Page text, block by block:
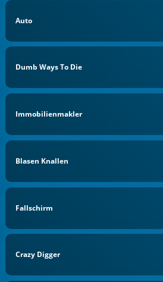
Auto
Dumb Ways To Die
Immobilienmakler
Blasen Knallen
Fallschirm
Crazy Digger